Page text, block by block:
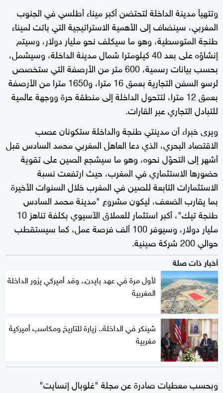
وتتهيأ مدينة الداخلة لتحتضن أكبر ميناء أطلسي في الجنوب
المغربي، سينضاف إلى الأهمية الاستراتيجية التي باتت لميناء
طنجة المتوسطية، وهو ما سيكلف نحو مليار دولار، وسيتم
إنشاؤه على بعد 40 كيلومترا شمال مدينة الداخلة، وسيشمل،
بحسب بيانات رسمية، 600 متر من الأرصفة التي ستخصص
لرسو السفن التجارية بعمق 16 مترا، و1650 مترا من الأرصفة
بعمق 12 مترا، لتتحول الداخلة إلى منطقة حرة ووجهة عالمية
للتبادل التجاري عبر القارات.
ويرى خبراء أن مدينتي طنجة والداخلة ستكونان عصب
الاقتصاد البحري، الذي دعا العاهل المغربي محمد السادس قبل
أشهر إلى التحوّل نحوه، وهو ما سيشجع الصين على تقوية
حضورها الاستثماري في المغرب، حيث ارتفعت نسبة
الاستثمارات التابعة للصين في المغرب خلال السنوات الأخيرة
بما يقارب الضعف، ليكون مشروع "مدينة محمد السادس
طنجة تيك"، أكبر استثمار للعملاق الآسيوي بكلفة تناهز 10
مليار دولار، وسيوفر 100 ألف فرصة عمل، كما سيستقطب
حوالي 200 شركة صينية.
أخبار ذات صلة
لأول مرة في عهد بايدن.. وفد أميركي يزور الداخلة
المغربية
شينكر في الداخلة.. زيارة للتاريخ ومكاسب أميركية
مغربية
وبحسب معطيات صادرة عن مجلة "غلوبال إنسايت"